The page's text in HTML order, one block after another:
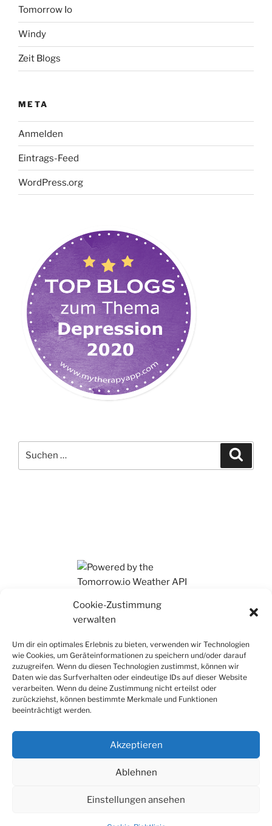
Cookie-Zustimmung
verwalten
Um dir ein optimales Erlebnis zu bieten, verwenden wir Technologien
wie Cookies, um Geräteinformationen zu speichern und/oder darauf
zuzugreifen. Wenn du diesen Technologien zustimmst, können wir
Daten wie das Surfverhalten oder eindeutige IDs auf dieser Website
verarbeiten. Wenn du deine Zustimmung nicht erteilst oder
zurückziehst, können bestimmte Merkmale und Funktionen
beeinträchtigt werden.
Akzeptieren
Ablehnen
Einstellungen ansehen
Tomorrow Io
Windy
Zeit Blogs
META
Anmelden
Eintrags-Feed
WordPress.org
nach: